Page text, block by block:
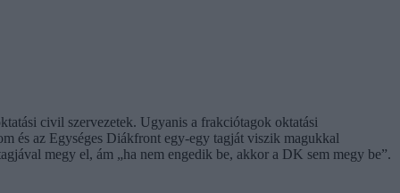
civil szervezetek. Ugyanis a frakciótagok oktatási
és az Egységes Diákfront egy-egy tagját viszik magukkal
megy el, ám „ha nem engedik be, akkor a DK sem megy be”.